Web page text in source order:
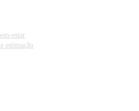
estar
estimação